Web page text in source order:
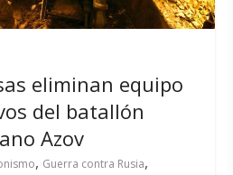
eliminan equipo
del batallón
Azov
, Guerra contra Rusia,